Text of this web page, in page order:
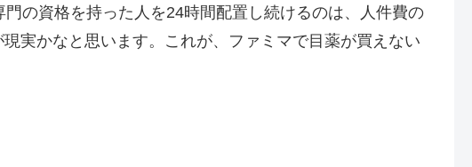
の資格を持った人を24時間配置し続けるのは、人件費の
実かなと思います。これが、ファミマで目薬が買えない